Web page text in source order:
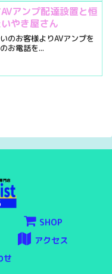
アンプ配達設置と恒
やき屋さん
のお客様よりAVアンプを
お電話を...
SHOP
アクセス
せ